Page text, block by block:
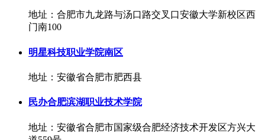
地址：合肥市九龙路与汤口路交叉口安徽大学新校区西
门南100
明星科技职业学院南区
地址：安徽省合肥市肥西县
民办合肥滨湖职业技术学院
地址：安徽省合肥市国家级合肥经济技术开发区方兴大